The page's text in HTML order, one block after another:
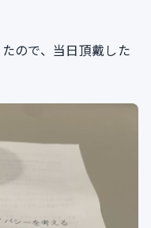
ので、当日頂戴した